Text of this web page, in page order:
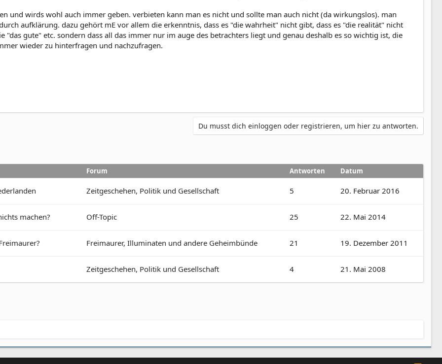
und wirds wohl auch immer geben. verbieten kann man es nicht und sollte man auch nicht (da wirkungslos). man
aufklärung. dazu gehört mE vor allem die erkenntnis, dass es "die wahrheit" nicht gibt, dass es "die realität" nicht
"das gute" etc. sondern dass all das immer nur im auge des betrachters liegt und genau deshalb es so wichtig ist, die
wieder zu hinterfragen und nachzufragen.
Du musst dich einloggen oder registrieren, um hier zu antworten.
Forum Antworten Datum
Zeitgeschehen, Politik und Gesellschaft 5 20. Februar 2016
machen? Off-Topic 25 22. Mai 2014
Freimaurer, Illuminaten und andere Geheimbünde 21 19. Dezember 2011
Zeitgeschehen, Politik und Gesellschaft 4 21. Mai 2008